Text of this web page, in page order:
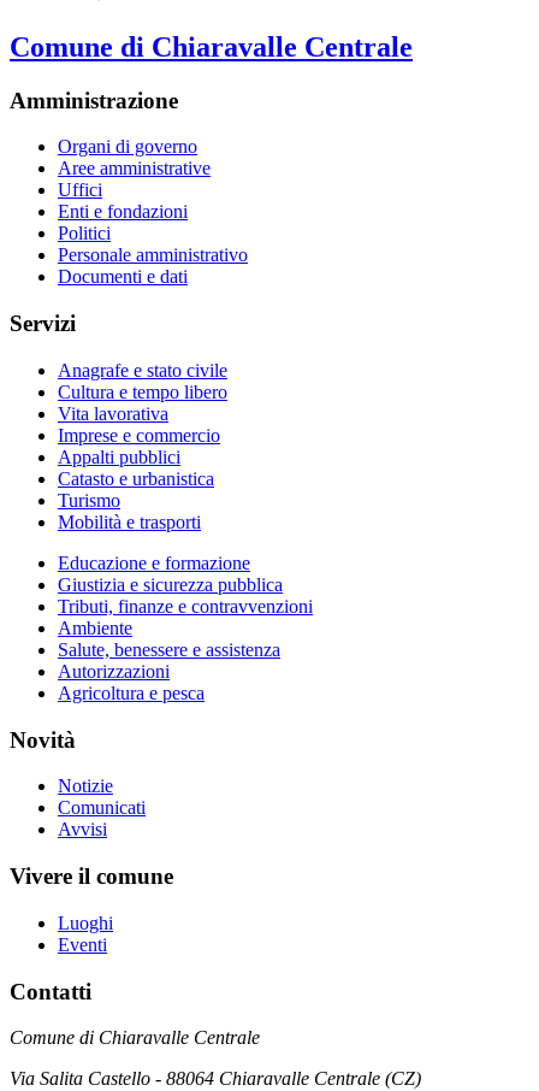
Comune di Chiaravalle Centrale
Amministrazione
Organi di governo
Aree amministrative
Uffici
Enti e fondazioni
Politici
Personale amministrativo
Documenti e dati
Servizi
Anagrafe e stato civile
Cultura e tempo libero
Vita lavorativa
Imprese e commercio
Appalti pubblici
Catasto e urbanistica
Turismo
Mobilità e trasporti
Educazione e formazione
Giustizia e sicurezza pubblica
Tributi, finanze e contravvenzioni
Ambiente
Salute, benessere e assistenza
Autorizzazioni
Agricoltura e pesca
Novità
Notizie
Comunicati
Avvisi
Vivere il comune
Luoghi
Eventi
Contatti
Comune di Chiaravalle Centrale
Via Salita Castello - 88064 Chiaravalle Centrale (CZ)